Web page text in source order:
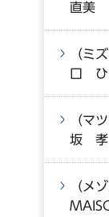
直美
（ミ
口 ひ
（マ
坂 孝
（メ